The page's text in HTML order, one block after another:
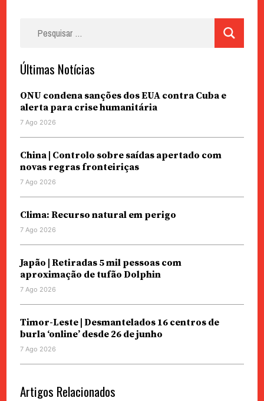
Últimas Notícias
ONU condena sanções dos EUA contra Cuba e
alerta para crise humanitária
7 Ago 2026
China | Controlo sobre saídas apertado com
novas regras fronteiriças
7 Ago 2026
Clima: Recurso natural em perigo
7 Ago 2026
Japão | Retiradas 5 mil pessoas com
aproximação de tufão Dolphin
7 Ago 2026
Timor-Leste | Desmantelados 16 centros de
burla ‘online’ desde 26 de junho
7 Ago 2026
Artigos Relacionados